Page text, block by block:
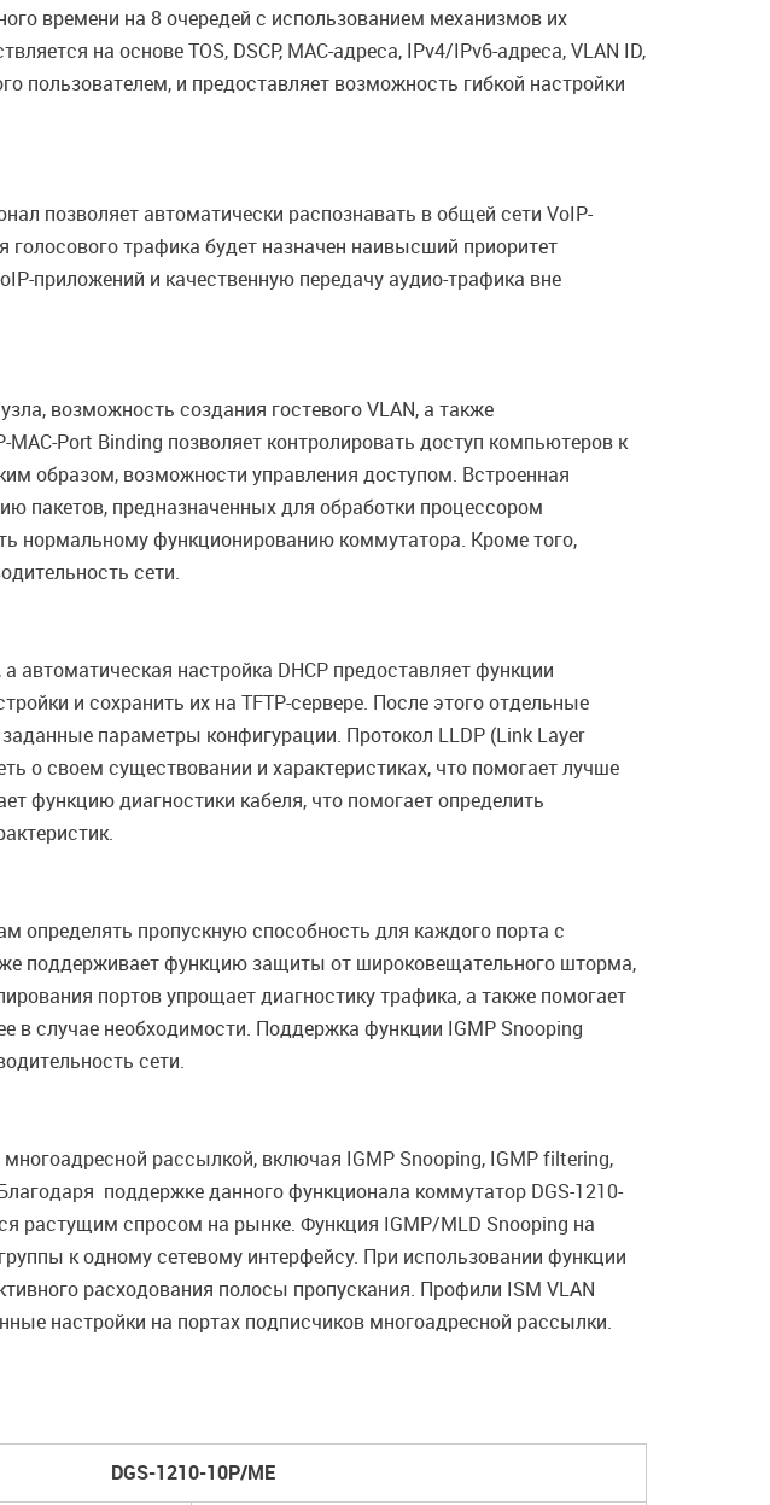
времени на 8 очередей с использованием механизмов их
на основе TOS, DSCP, MAC-адреса, IPv4/IPv6-адреса, VLAN ID,
пользователем, и предоставляет возможность гибкой настройки
позволяет автоматически распознавать в общей сети VoIP-
трафика будет назначен наивысший приоритет
приложений и качественную передачу аудио-трафика вне
возможность создания гостевого VLAN, а также
Port Binding позволяет контролировать доступ компьютеров к
образом, возможности управления доступом. Встроенная
пакетов, предназначенных для обработки процессором
нормальному функционированию коммутатора. Кроме того,
сети.
автоматическая настройка DHCP предоставляет функции
и сохранить их на TFTP-сервере. После этого отдельные
параметры конфигурации. Протокол LLDP (Link Layer
о своем существовании и характеристиках, что помогает лучше
функцию диагностики кабеля, что помогает определить
определять пропускную способность для каждого порта с
поддерживает функцию защиты от широковещательного шторма,
портов упрощает диагностику трафика, а также помогает
в случае необходимости. Поддержка функции IGMP Snooping
сети.
рассылкой, включая IGMP Snooping, IGMP filtering,
поддержке данного функционала коммутатор DGS-1210-
растущим спросом на рынке. Функция IGMP/MLD Snooping на
к одному сетевому интерфейсу. При использовании функции
расходования полосы пропускания. Профили ISM VLAN
настройки на портах подписчиков многоадресной рассылки.
DGS-1210-10P/ME